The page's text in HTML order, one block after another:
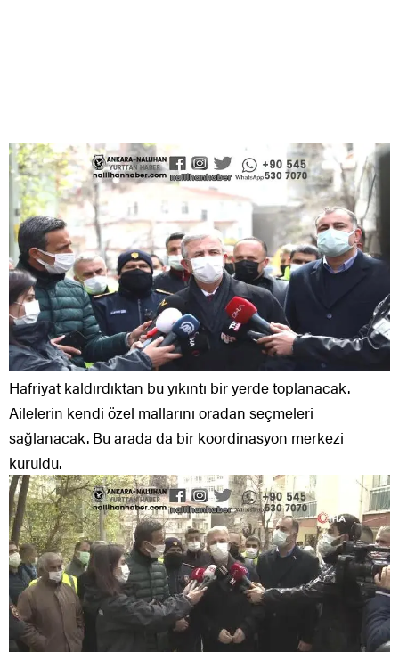
Hafriyat kaldırdıktan bu yıkıntı bir yerde toplanacak.
Ailelerin kendi özel mallarını oradan seçmeleri
sağlanacak. Bu arada da bir koordinasyon merkezi
kuruldu.